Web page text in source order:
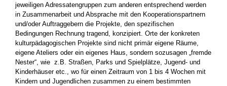
jeweiligen Adressatengruppen zum anderen entsprechend werden
in Zusam­menarbeit und Absprache mit den Koopera­tionspartnern
und/oder Auftraggebern die Pro­jekte, den spezifischen
Bedingungen Rechnung tragend, konzipiert. Orte der konkreten
kultur­pädagogischen Projekte sind nicht primär eigene Räume,
eigene Ateliers oder ein eigenes Haus, sondern sozusagen „fremde
Nester“, wie z.B. Straßen, Parks und Spielplätze, Jugend- ­und
Kinderhäuser etc., wo für einen Zeitraum von 1 bis 4 Wochen mit
Kindern und Jugendli­chen zusammen zu einem bestimmten